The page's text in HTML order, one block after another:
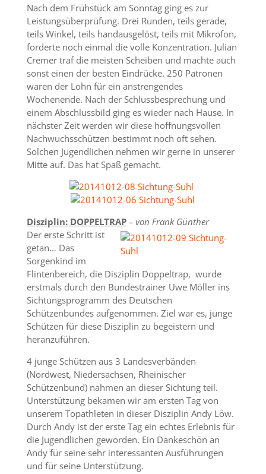
Nach dem Frühstück am Sonntag ging es zur
Leistungsüberprüfung. Drei Runden, teils gerade,
teils Winkel, teils handausgelöst, teils mit Mikrofon,
forderte noch einmal die volle Konzentration. Julian
Cremer traf die meisten Scheiben und machte auch
sonst einen der besten Eindrücke. 250 Patronen
waren der Lohn für ein anstrengendes
Wochenende. Nach der Schlussbesprechung und
einem Abschlussbild ging es wieder nach Hause. In
nächster Zeit werden wir diese hoffnungsvollen
Nachwuchsschützen bestimmt noch oft sehen.
Solchen Jugendlichen nehmen wir gerne in unserer
Mitte auf. Das hat Spaß gemacht.
Disziplin: DOPPELTRAP – von Frank Günther
Der erste Schritt ist
getan… Das
Sorgenkind im
Flintenbereich, die Disziplin Doppeltrap, wurde
erstmals durch den Bundestrainer Uwe Möller ins
Sichtungsprogramm des Deutschen
Schützenbundes aufgenommen. Ziel war es, junge
Schützen für diese Disziplin zu begeistern und
heranzuführen.
4 junge Schützen aus 3 Landesverbänden
(Nordwest, Niedersachsen, Rheinischer
Schützenbund) nahmen an dieser Sichtung teil.
Unterstützung bekamen wir am ersten Tag von
unserem Topathleten in dieser Disziplin Andy Löw.
Durch Andy ist der erste Tag ein echtes Erlebnis für
die Jugendlichen geworden. Ein Dankeschön an
Andy für seine sehr interessanten Ausführungen
und für seine Unterstützung.